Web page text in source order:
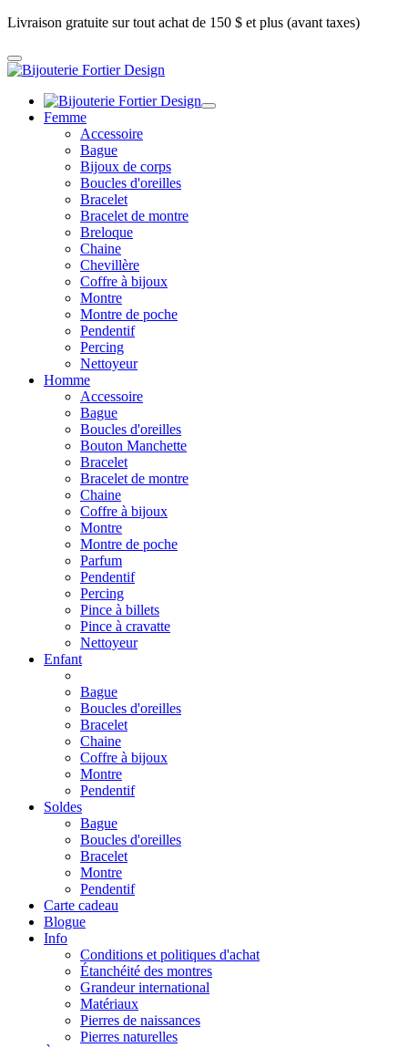
Livraison gratuite sur tout achat de 150 $ et plus (avant taxes)
Femme
Accessoire
Bague
Bijoux de corps
Boucles d'oreilles
Bracelet
Bracelet de montre
Breloque
Chaine
Chevillère
Coffre à bijoux
Montre
Montre de poche
Pendentif
Percing
Nettoyeur
Homme
Accessoire
Bague
Boucles d'oreilles
Bouton Manchette
Bracelet
Bracelet de montre
Chaine
Coffre à bijoux
Montre
Montre de poche
Parfum
Pendentif
Percing
Pince à billets
Pince à cravatte
Nettoyeur
Enfant
Bague
Boucles d'oreilles
Bracelet
Chaine
Coffre à bijoux
Montre
Pendentif
Soldes
Bague
Boucles d'oreilles
Bracelet
Montre
Pendentif
Carte cadeau
Blogue
Info
Conditions et politiques d'achat
Étanchéité des montres
Grandeur international
Matériaux
Pierres de naissances
Pierres naturelles